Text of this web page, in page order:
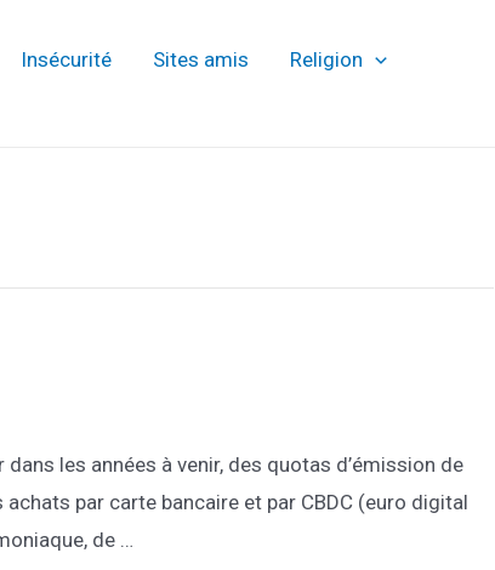
Insécurité Sites amis Religion
dans les années à venir, des quotas d’émission de
par carte bancaire et par CBDC (euro digital
de …